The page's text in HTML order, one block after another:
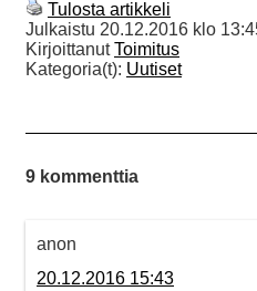
Tulosta artikkeli
Julkaistu 20.12.2016 klo
KirjoittanutToimitus
Kategoria(t): Uutiset
9 kommenttia
anon
20.12.2016 15:43